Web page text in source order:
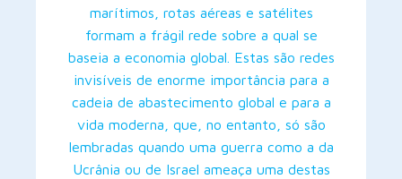
marítimos, rotas aéreas e satélites
formam a frágil rede sobre a qual se
baseia a economia global. Estas são redes
invisíveis de enorme importância para a
cadeia de abastecimento global e para a
vida moderna, que, no entanto, só são
lembradas quando uma guerra como a da
Ucrânia ou de Israel ameaça uma destas